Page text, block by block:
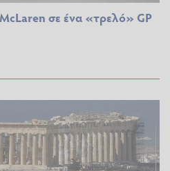
σε ένα «τρελό» GP